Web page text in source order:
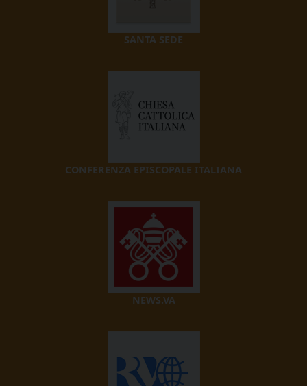
SANTA SEDE
CONFERENZA EPISCOPALE ITALIANA
NEWS.VA